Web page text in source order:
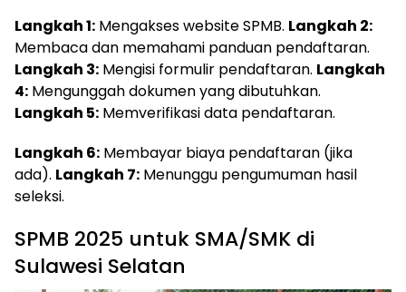
ⓘ
Langkah 1: Mengakses website SPMB. Langkah 2:
Membaca dan memahami panduan pendaftaran.
Langkah 3: Mengisi formulir pendaftaran. Langkah
4: Mengunggah dokumen yang dibutuhkan.
Langkah 5: Memverifikasi data pendaftaran.
Langkah 6: Membayar biaya pendaftaran (jika
ada). Langkah 7: Menunggu pengumuman hasil
seleksi.
SPMB 2025 untuk SMA/SMK di
Sulawesi Selatan